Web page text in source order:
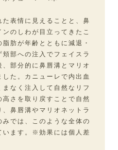
表情に見えることと、鼻
のしわが目立ってきたこ
肪が年齢とともに減退・
部への注入でフェイスラ
部分的に鼻唇溝とマリオ
た。カニューレで内出血
なく注入して自然なリフ
高さを取り戻すことで自然
鼻唇溝やマリオネットラ
では、このような全体の
います。※効果には個人差